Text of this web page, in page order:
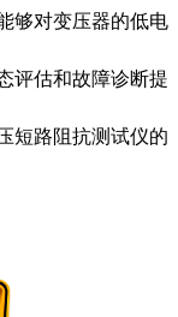
够对变压器的低电
评估和故障诊断提
短路阻抗测试仪的